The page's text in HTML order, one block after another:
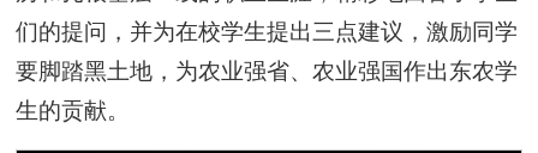
们的提问，并为在校学生提出三点建议，激励同学
要脚踏黑土地，为农业强省、农业强国作出东农学
生的贡献。